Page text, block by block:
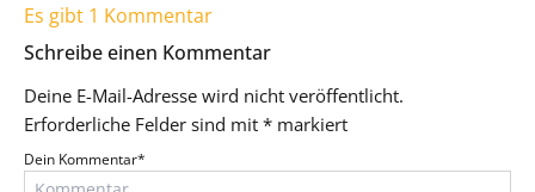
Es gibt 1 Kommentar
Schreibe einen Kommentar
Deine E-Mail-Adresse wird nicht veröffentlicht.
Erforderliche Felder sind mit * markiert
Dein Kommentar*